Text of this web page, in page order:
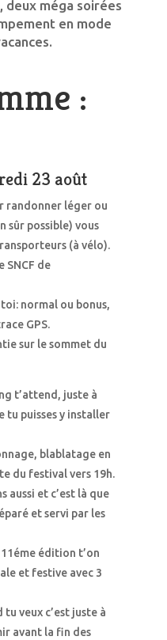
deux méga soirées
en mode
:
23 août
randonner léger ou
sûr possible) vous
(à vélo).
SNCF de
normal ou bonus,
GPS.
sur le sommet du
t’attend, juste à
tu puisses y installer
blablatage en
du festival vers 19h.
aussi et c’est là que
et servi par les
édition t’on
et festive avec 3
veux c’est juste à
avant la fin des